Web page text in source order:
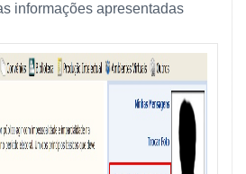
informações apresentadas